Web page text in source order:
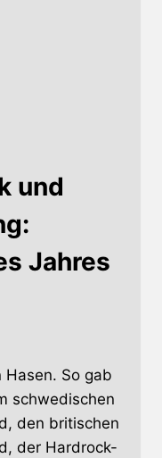
und
Jahres
Hasen. So gab
schwedischen
den britischen
der Hardrock-